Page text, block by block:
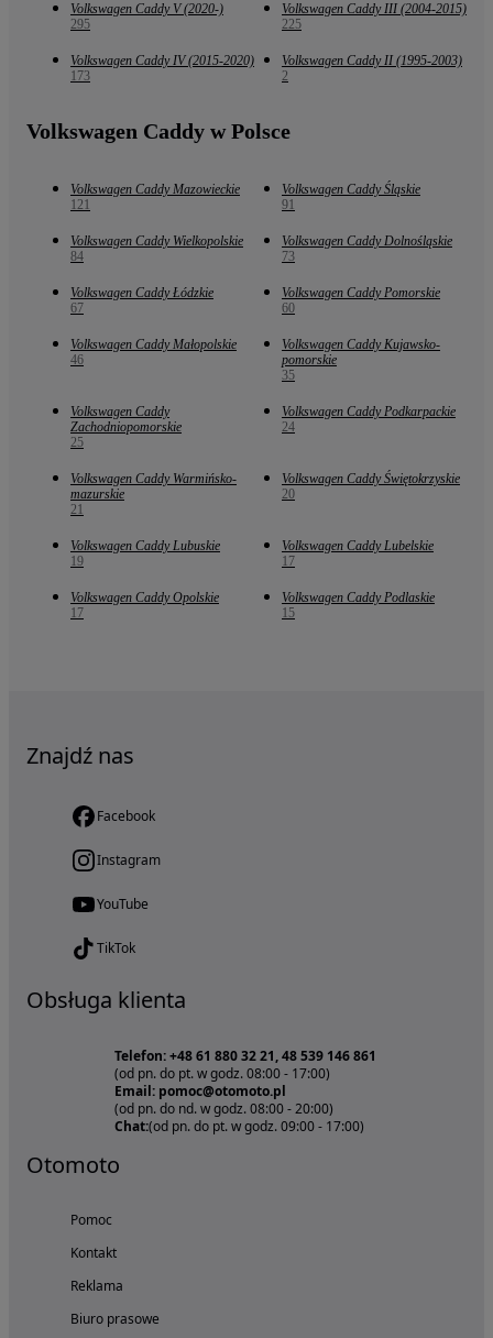
Volkswagen Caddy V (2020-)
295
Volkswagen Caddy III (2004-2015)
225
Volkswagen Caddy IV (2015-2020)
173
Volkswagen Caddy II (1995-2003)
2
Volkswagen Caddy w Polsce
Volkswagen Caddy Mazowieckie
121
Volkswagen Caddy Śląskie
91
Volkswagen Caddy Wielkopolskie
84
Volkswagen Caddy Dolnośląskie
73
Volkswagen Caddy Łódzkie
67
Volkswagen Caddy Pomorskie
60
Volkswagen Caddy Małopolskie
46
Volkswagen Caddy Kujawsko-
pomorskie
35
Volkswagen Caddy
Zachodniopomorskie
25
Volkswagen Caddy Podkarpackie
24
Volkswagen Caddy Warmińsko-
mazurskie
21
Volkswagen Caddy Świętokrzyskie
20
Volkswagen Caddy Lubuskie
19
Volkswagen Caddy Lubelskie
17
Volkswagen Caddy Opolskie
17
Volkswagen Caddy Podlaskie
15
Znajdź nas
Facebook
Instagram
YouTube
TikTok
Obsługa klienta
Telefon: +48 61 880 32 21, 48 539 146 861
(od pn. do pt. w godz. 08:00 - 17:00)
Email: pomoc@otomoto.pl
(od pn. do nd. w godz. 08:00 - 20:00)
Chat:(od pn. do pt. w godz. 09:00 - 17:00)
Otomoto
Pomoc
Kontakt
Reklama
Biuro prasowe